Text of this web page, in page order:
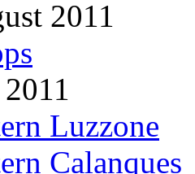
2011
Luzzone
Calanques